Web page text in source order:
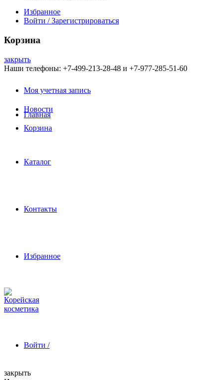
Избранное
Войти / Зарегистрироваться
Корзина
закрыть
Наши телефоны: +7-499-213-28-48 и +7-977-285-51-60
Моя учетная запись
Новости
Корзина
Главная
Каталог
Контакты
Избранное
Войти /
закрыть